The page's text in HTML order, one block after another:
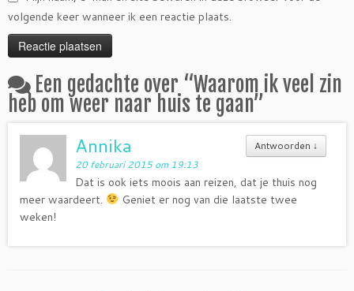
volgende keer wanneer ik een reactie plaats.
Een gedachte over “Waarom ik veel zin
heb om weer naar huis te gaan”
Antwoorden ↓
Annika
20 februari 2015 om 19:13
Dat is ook iets moois aan reizen, dat je thuis nog
meer waardeert.
Geniet er nog van die laatste twee
weken!